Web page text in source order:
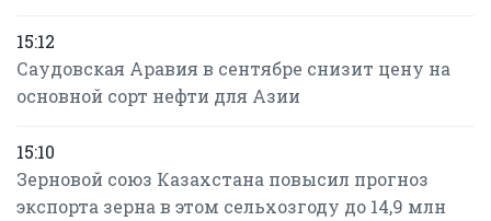
15:12
Саудовская Аравия в сентябре снизит цену на
основной сорт нефти для Азии
15:10
Зерновой союз Казахстана повысил прогноз
экспорта зерна в этом сельхозгоду до 14,9 млн